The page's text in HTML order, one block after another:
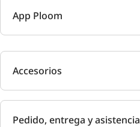
App Ploom
Accesorios
Pedido, entrega y asistencia